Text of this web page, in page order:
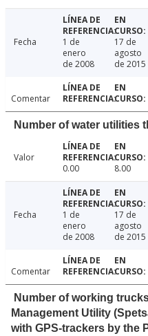
Fecha
1 de
enero
de 2008
17 de
agosto
de 2015
Comentar
Number of water utilities
Valor
0.00
8.00
Fecha
1 de
enero
de 2008
17 de
agosto
de 2015
Comentar
Number of working
Management Utility
with GPS-trackers by the